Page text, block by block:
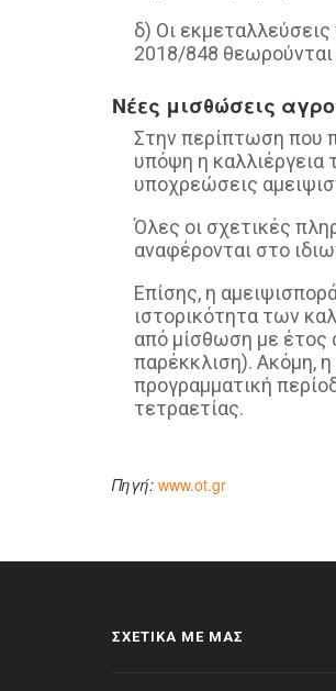
δ) Οι
2018/848
Νέες μισθώσεις
Στην περίπτωση που
υπόψη η καλλιέργεια
υποχρεώσεις
Όλες οι σχετικές
αναφέρονται στο
Επίσης, η
ιστορικότητα των
από μίσθωση με έτος
παρέκκλιση). Ακόμη,
προγραμματική
τετραετίας.
Πηγή: www.ot.gr
ΣΧΕΤΙΚΑ ΜΕ ΜΑΣ